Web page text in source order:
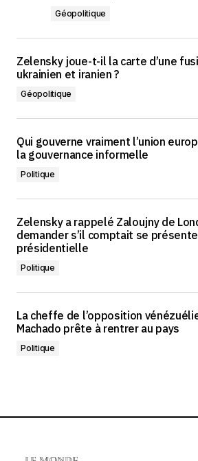
Géopolitique
Zelensky joue-t-il la carte d’une
ukrainien et iranien ?
Géopolitique
Qui gouverne vraiment l’union
la gouvernance informelle
Politique
Zelensky a rappelé Zaloujny de
demander s’il comptait se
présidentielle
Politique
La cheffe de l’opposition
Machado prête à rentrer au pays
Politique